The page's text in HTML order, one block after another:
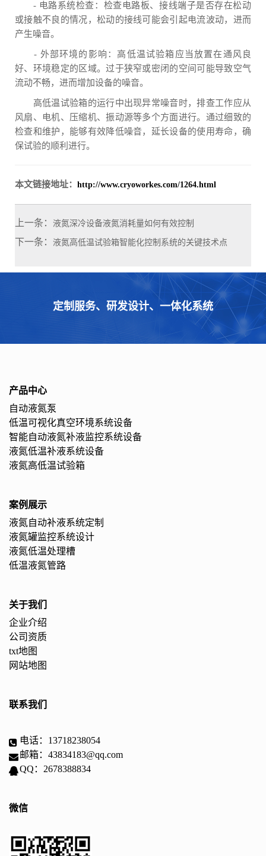
- 电路系统检查：检查电路板、接线端子是否存在松动
或接触不良的情况，松动的接线可能会引起电流波动，进而
产生噪音。
- 外部环境的影响：高低温试验箱应当放置在通风良
好、环境稳定的区域。过于狭窄或密闭的空间可能导致空气
流动不畅，进而增加设备的噪音。
高低温试验箱的运行中出现异常噪音时，排查工作应从
风扇、电机、压缩机、振动源等多个方面进行。通过细致的
检查和维护，能够有效降低噪音，延长设备的使用寿命，确
保试验的顺利进行。
本文链接地址： http://www.cryoworkes.com/1264.html
上一条： 液氮深冷设备液氮消耗量如何有效控制
下一条： 液氮高低温试验箱智能化控制系统的关键技术点
定制服务、研发设计、一体化系统
产品中心
自动液氮泵
低温可视化真空环境系统设备
智能自动液氮补液监控系统设备
液氮低温补液系统设备
液氮高低温试验箱
案例展示
液氮自动补液系统定制
液氮罐监控系统设计
液氮低温处理槽
低温液氮管路
关于我们
企业介绍
公司资质
txt地图
网站地图
联系我们
电话：13718238054
邮箱：43834183@qq.com
QQ：2678388834
微信